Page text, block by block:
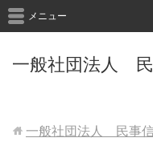
一般社団法人
メニュー
一般社団法人 民事